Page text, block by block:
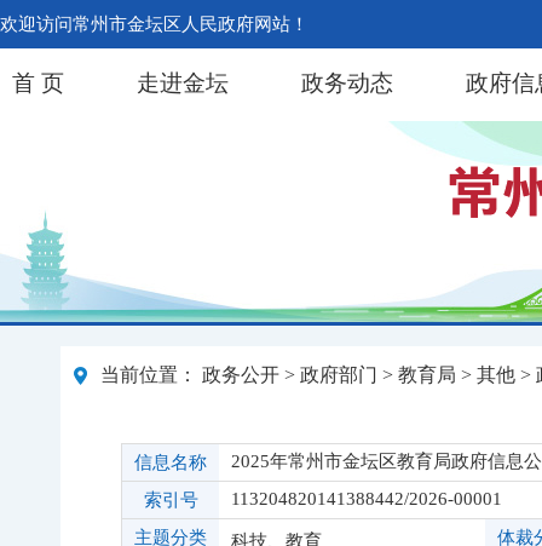
欢迎访问常州市金坛区人民政府网站！
首 页 走进金坛 政务动态 政府信
当前位置： 政务公开 > 政府部门 > 教育局 > 其他 >
信息名称
2025年常州市金坛区教育局政府信息
索引号
113204820141388442/2026-00001
主题分类
科技、教育 体裁